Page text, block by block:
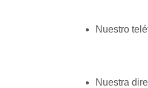
Nuestro
Nuestra